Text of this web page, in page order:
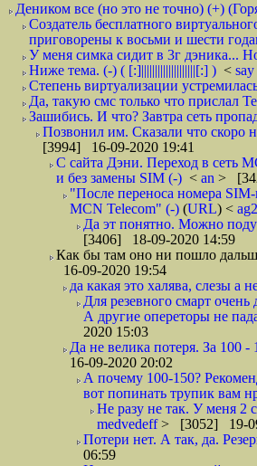
Деником все (но это не точно) (+)
Создатель бесплатного
приговорены к восьми и шести
У меня симка сидит в 3г дэника...
Ниже тема. (-) ( [:]||||||||||||||||||||[:] ) < say
Степень виртуализации
Да, такую смс только что прислал
Зашибись. И что? Завтра сеть
Позвонил им. Сказали что скоро
[3994] 16-09-2020 19:41
С сайта Дэни. Переход в сеть
и без замены SIM (-) < an >
"После переноса номера
MCN Telecom" (-) (URL) <
Да эт понятно. Можно
[3406] 18-09-2020 14:59
Как бы там оно ни пошло
16-09-2020 19:54
да какая это халява, слезы а
Для резевного смарт
А другие опереторы не
2020 15:03
Да не велика потеря. За 100
16-09-2020 20:02
А почему 100-150?
вот попинать трупик вам
Не разу не так. У меня 2
medvedeff> [3052] 19-
Потери нет. А так, да.
06:59